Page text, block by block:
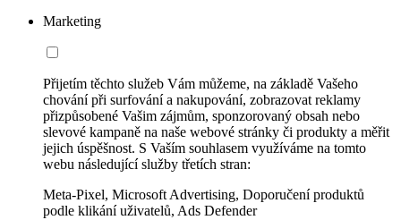
Marketing
Přijetím těchto služeb Vám můžeme, na základě Vašeho
chování při surfování a nakupování, zobrazovat reklamy
přizpůsobené Vašim zájmům, sponzorovaný obsah nebo
slevové kampaně na naše webové stránky či produkty a měřit
jejich úspěšnost. S Vaším souhlasem využíváme na tomto
webu následující služby třetích stran:
Meta-Pixel, Microsoft Advertising, Doporučení produktů
podle klikání uživatelů, Ads Defender